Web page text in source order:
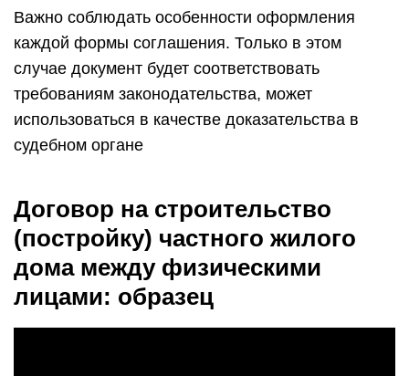
Важно соблюдать особенности оформления
каждой формы соглашения. Только в этом
случае документ будет соответствовать
требованиям законодательства, может
использоваться в качестве доказательства в
судебном органе
Договор на строительство
(постройку) частного жилого
дома между физическими
лицами: образец